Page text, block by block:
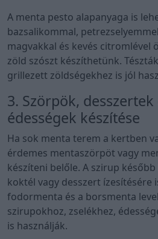
A menta pesto alapanyaga is
bazsalikommal,
magvakkal és kevés citromlével
zöld szószt készíthetünk.
grillezett zöldségekhez is jól
3. Szörpök,
édességek készítése
Ha sok menta terem a kertben
érdemes mentaszörpöt vagy
készíteni belőle. A szirup
koktél vagy desszert ízesítésére
fodormenta és a borsmenta
szirupokhoz, zselékhez,
is használják.